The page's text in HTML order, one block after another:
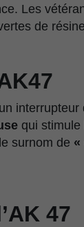
Les
de
qui stimule
surnom de «
47